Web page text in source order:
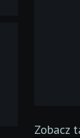
Zobacz